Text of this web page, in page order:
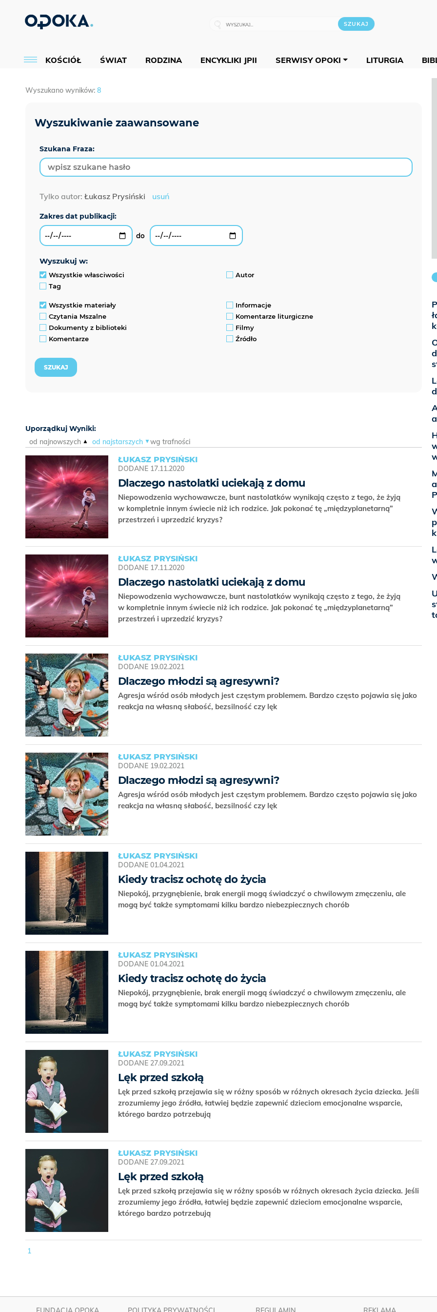
KOŚCIÓŁ ŚWIAT RODZINA ENCYKLIKI JPII SERWISY OPOKI LITURGIA
Wyszukano wyników: 8
Szukana Fraza:
Tylko autor: Łukasz Prysiński usuń
wyszukuj w:
Wszystkie własciwości
Autor
Tag
Wszystkie materiały
Informacje
Czytania Mszalne
Komentarze liturgiczne
Dokumenty z biblioteki
Filmy
Komentarze
Źródło
Uporządkuj Wyniki:
od najnowszych
od najstarszych wg trafności
ŁUKASZ PRYSIŃSKI
DODANE 17.11.2020
Dlaczego nastolatki uciekają z domu
Niepowodzenia wychowawcze, bunt nastolatków wynikają często z tego, że żyją
w kompletnie innym świecie niż ich rodzice. Jak pokonać tę „międzyplanetarną”
przestrzeń i uprzedzić kryzys?
ŁUKASZ PRYSIŃSKI
DODANE 17.11.2020
Dlaczego nastolatki uciekają z domu
Niepowodzenia wychowawcze, bunt nastolatków wynikają często z tego, że żyją
w kompletnie innym świecie niż ich rodzice. Jak pokonać tę „międzyplanetarną”
przestrzeń i uprzedzić kryzys?
ŁUKASZ PRYSIŃSKI
DODANE 19.02.2021
Dlaczego młodzi są agresywni?
Agresja wśród osób młodych jest częstym problemem. Bardzo często pojawia się jako
reakcja na własną słabość, bezsilność czy lęk
ŁUKASZ PRYSIŃSKI
DODANE 19.02.2021
Dlaczego młodzi są agresywni?
Agresja wśród osób młodych jest częstym problemem. Bardzo często pojawia się jako
reakcja na własną słabość, bezsilność czy lęk
ŁUKASZ PRYSIŃSKI
DODANE 01.04.2021
Kiedy tracisz ochotę do życia
Niepokój, przygnębienie, brak energii mogą świadczyć o chwilowym zmęczeniu, ale
mogą być także symptomami kilku bardzo niebezpiecznych chorób
ŁUKASZ PRYSIŃSKI
DODANE 01.04.2021
Kiedy tracisz ochotę do życia
Niepokój, przygnębienie, brak energii mogą świadczyć o chwilowym zmęczeniu, ale
mogą być także symptomami kilku bardzo niebezpiecznych chorób
ŁUKASZ PRYSIŃSKI
DODANE 27.09.2021
Lęk przed szkołą
Lęk przed szkołą przejawia się w różny sposób w różnych okresach życia dziecka. Jeśli
zrozumiemy jego źródła, łatwiej będzie zapewnić dzieciom emocjonalne wsparcie,
którego bardzo potrzebują
ŁUKASZ PRYSIŃSKI
DODANE 27.09.2021
Lęk przed szkołą
Lęk przed szkołą przejawia się w różny sposób w różnych okresach życia dziecka. Jeśli
zrozumiemy jego źródła, łatwiej będzie zapewnić dzieciom emocjonalne wsparcie,
którego bardzo potrzebują
1